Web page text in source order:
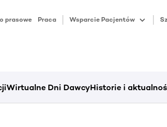
prasowe Praca Wsparcie Pacjentów
Wirtualne Dni DawcyHistorie i